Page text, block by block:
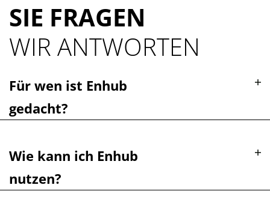
SIE FRAGEN
WIR ANTWORTEN
Für wen ist Enhub
gedacht?
Wie kann ich Enhub
nutzen?